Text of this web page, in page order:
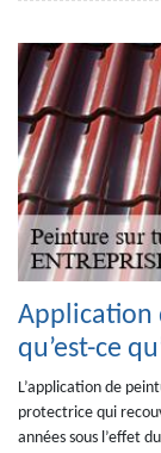
Application
qu’est-ce
L’application de
protectrice qui
années sous l’effet